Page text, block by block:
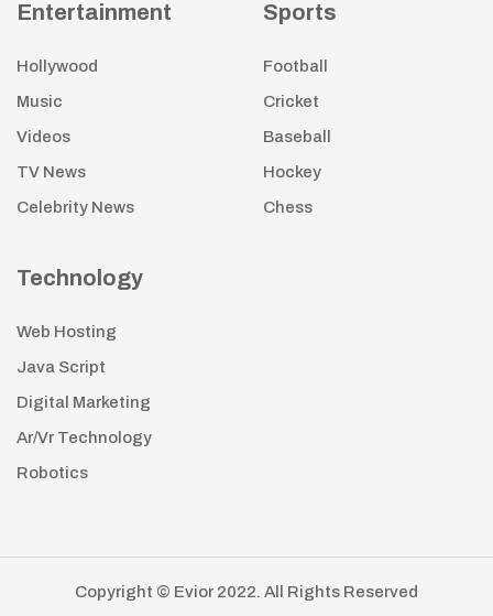
Entertainment
Hollywood
Music
Videos
TV News
Celebrity News
Sports
Football
Cricket
Baseball
Hockey
Chess
Technology
Web Hosting
Java Script
Digital Marketing
Ar/Vr Technology
Robotics
Copyright © Evior 2022. All Rights Reserved